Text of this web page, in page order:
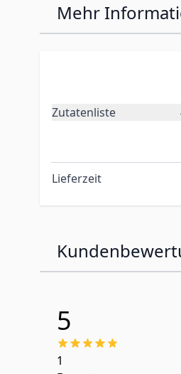
Mehr
Zutatenliste
Lieferzeit
5
1